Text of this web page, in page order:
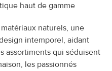
haut de gamme
naturels, une
intemporel, aidant
assortiments qui séduisent
les passionnés